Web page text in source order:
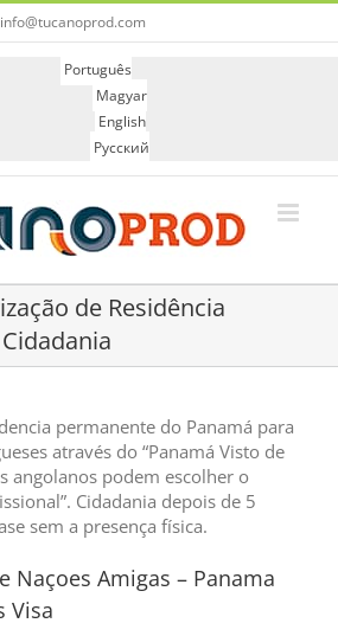
info@tucanoprod.com
Português
Magyar
English
Русский
de Residência
permanente do Panamá para
através do “Panamá Visto de
angolanos podem escolher o
Cidadania depois de 5
sem a presença física.
Naçoes Amigas – Panama
Visa